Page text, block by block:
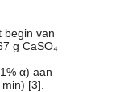
begin van
g CaSO₄
α) aan
[3].